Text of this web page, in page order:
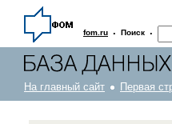
fom.ru · Поиск ·
На главный сайт Первая